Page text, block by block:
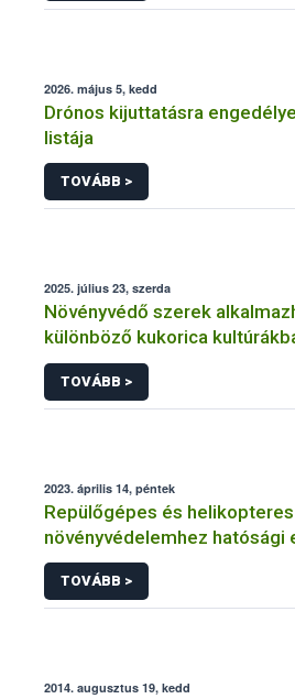
eljárásba
2026. május 5, kedd
Drónos kijuttatásra
listája
TOVÁBB >
2025. július 23, szerda
Növényvédő szerek
különböző kukorica
TOVÁBB >
2023. április 14, péntek
Repülőgépes és
növényvédelemhez hatósági
rendelkező szervezetek
TOVÁBB >
2014. augusztus 19, kedd